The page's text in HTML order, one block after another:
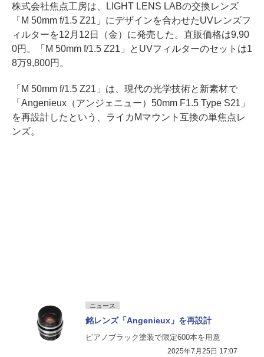
株式会社焦点工房は、LIGHT LENS LABの交換レンズ
「M 50mm f/1.5 Z21」にデザインを合わせたUVレンズフ
ィルターを12月12日（金）に発売した。直販価格は9,90
0円。「M 50mm f/1.5 Z21」とUVフィルターのセットは1
8万9,800円。
「M 50mm f/1.5 Z21」は、現代の光学技術と新素材で
「Angenieux（アンジェニュー）50mm F1.5 Type S21」
を再設計したという、ライカMマウント互換の単焦点レ
ンズ。
ニュース
銘レンズ「Angenieux」を再設計
ピアノブラック塗装で限定600本を用意
2025年7月25日 17:07